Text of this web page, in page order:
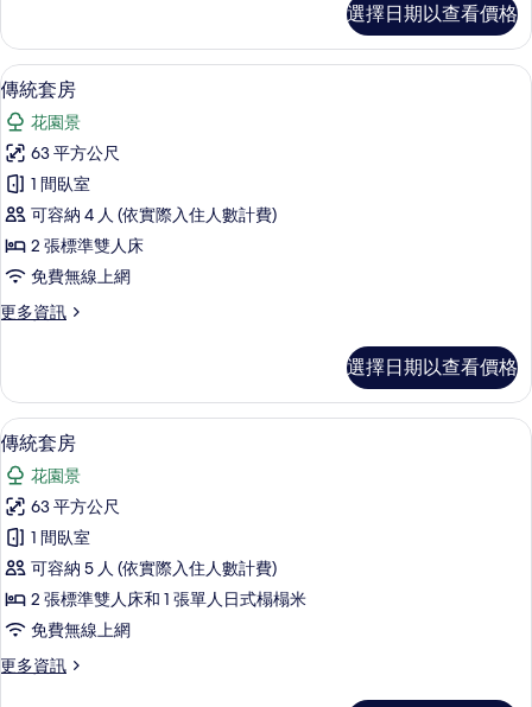
相
片
客
房
(King)
的
詳
情
選擇日期以查看價格
顯
示
傳
統
套
房
的
所
有
片
羽絨被、舒適加層、迷你吧、客房內保
16
傳統套房
花園景
63 平方公尺
1 間臥室
可容納 4 人 (依實際入住人數計費)
2 張標準雙人床
免費無線上網
更多資訊
更
套
房
的
詳
情
選擇日期以查看價格
顯
示
傳
統
套
房
的
所
有
羽絨被、舒適加層、迷你吧、客房內保
16
傳統套房
花園景
63 平方公尺
1 間臥室
可容納 5 人 (依實際入住人數計費)
2 張標準雙人床和 1 張單人日式榻榻米
免費無線上網
更多資訊
更